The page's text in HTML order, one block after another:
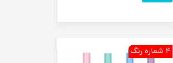
4 شماره رنگ